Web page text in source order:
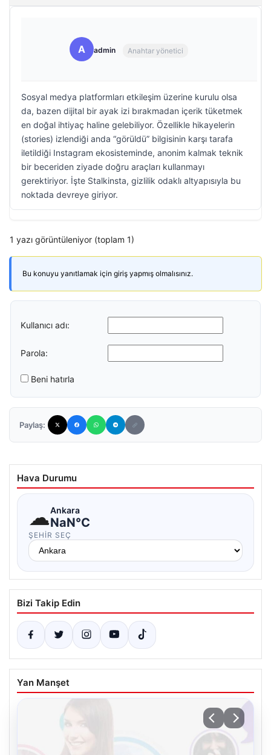
A admin Anahtar yönetici
Sosyal medya platformları etkileşim üzerine kurulu olsa
da, bazen dijital bir ayak izi bırakmadan içerik tüketmek
en doğal ihtiyaç haline gelebiliyor. Özellikle hikayelerin
(stories) izlendiği anda “görüldü” bilgisinin karşı tarafa
iletildiği Instagram ekosisteminde, anonim kalmak teknik
bir beceriden ziyade doğru araçları kullanmayı
gerektiriyor. İşte Stalkinsta, gizlilik odaklı altyapısıyla bu
noktada devreye giriyor.
1 yazı görüntüleniyor (toplam 1)
Bu konuyu yanıtlamak için giriş yapmış olmalısınız.
Kullanıcı adı:
Parola:
Beni hatırla
Paylaş:
Hava Durumu
☁Ankara
NaN°C
ŞEHIR SEÇ
Bizi Takip Edin
Yan Manşet